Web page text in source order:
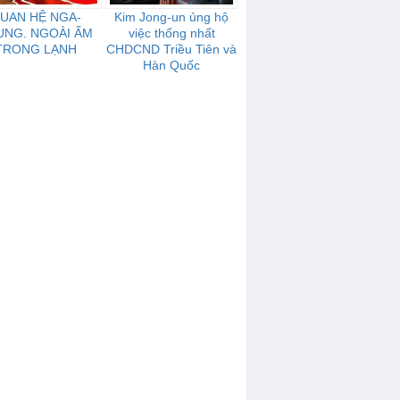
HỆ NGA-
NGOÀI ẤM
LẠNH
Kim Jong-un ủng hộ
việc thống nhất
CHDCND Triều Tiên và
Hàn Quốc